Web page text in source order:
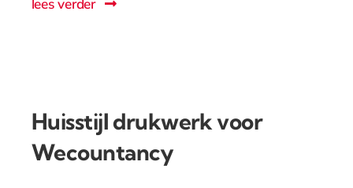
Huisstijl drukwerk voor
Wecountancy